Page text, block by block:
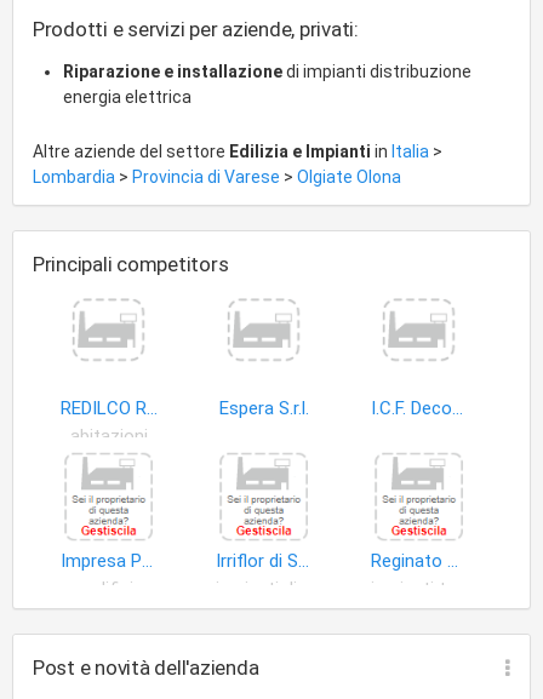
atmosferiche; impianti di protezione antincendio;
installazione e manutenzione impianti telefonici
intercomunicanti. Quadri elettrici.
Prodotti e servizi per aziende, privati:
Riparazione e installazionedi impianti distribuzione
energia elettrica
Altre aziende del settore Edilizia e Impianti in Italia >
Lombardia > Provincia di Varese > Olgiate Olona
Principali competitors
REDILCO REALIZZAZIONI E CONSULENZE IMMOBILIARI SPA
abitazioni
Espera S.r.l. I.C.F. Decorazione
Impresa Palenga di Codeca' & C. -S.R.L
edifici
Irriflor di Senaldi Roberto
Reginato Gianni
Post e novità dell'azienda